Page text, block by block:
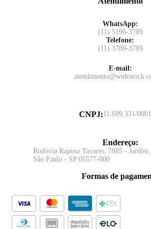
WhatsApp:
(11) 5196-3789
Telefone:
(11) 3789-3789
E-mail:
CNPJ:11.699.331/
Endereço:
Rodovia Raposo Tavares, 7885 - Jardim
São Paulo - SP 05577-000
Formas de